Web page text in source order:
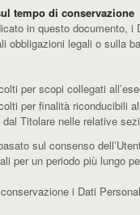
tempo di conservazione
in questo documento,
obbligazioni legali o sulla
per scopi collegati
per finalità riconducibili
Titolare nelle relative
sul consenso
per un periodo più lungo
i Dati